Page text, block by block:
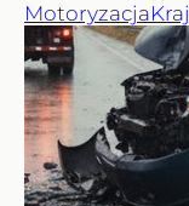
MotoryzacjaKraj